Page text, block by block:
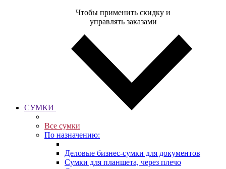
Чтобы применить скидку и
управлять заказами
СУМКИ
Все сумки
По назначению:
Деловые бизнес-сумки для документов
Сумки для планшета, через плечо